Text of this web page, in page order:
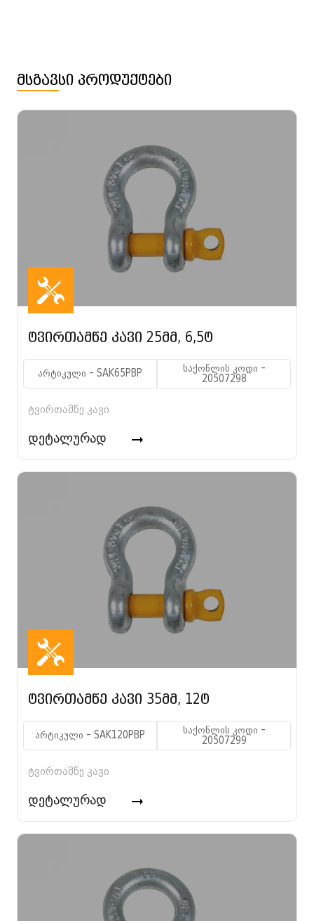
მსგავსი პროდუქტები
ტვირთამწე კავი 25მმ, 6,5ტ
არტიკული - SAK65PBP
საქონლის კოდი -
20507298
ტვირთამწე კავი
დეტალურად
ტვირთამწე კავი 35მმ, 12ტ
არტიკული - SAK120PBP
საქონლის კოდი -
20507299
ტვირთამწე კავი
დეტალურად